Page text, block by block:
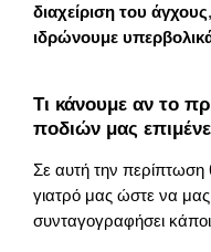
διαχείριση του άγχους
ιδρώνουμε
Τι κάνουμε αν το
ποδιών μας
Σε αυτή την
γιατρό μας ώστε να
συνταγογραφήσει